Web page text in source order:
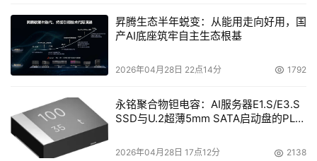
昇腾生态半年蜕变：从能用走向好用，国
产AI底座筑牢自主生态根基
2026年04月28日 22点14分 1792
永铭聚合物钽电容：AI服务器E1.S/E3.S
SSD与U.2超薄5mm SATA启动盘的PLP
2026年04月28日 17点12分 2138